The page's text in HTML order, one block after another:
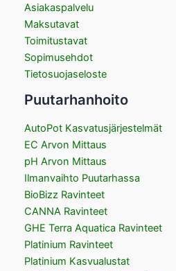
Asiakaspalvelu
Maksutavat
Toimitustavat
Sopimusehdot
Tietosuojaseloste
Puutarhanhoito
AutoPot Kasvatusjärjestelmät
EC Arvon Mittaus
pH Arvon Mittaus
Ilmanvaihto Puutarhassa
BioBizz Ravinteet
CANNA Ravinteet
GHE Terra Aquatica Ravinteet
Platinium Ravinteet
Platinium Kasvualustat